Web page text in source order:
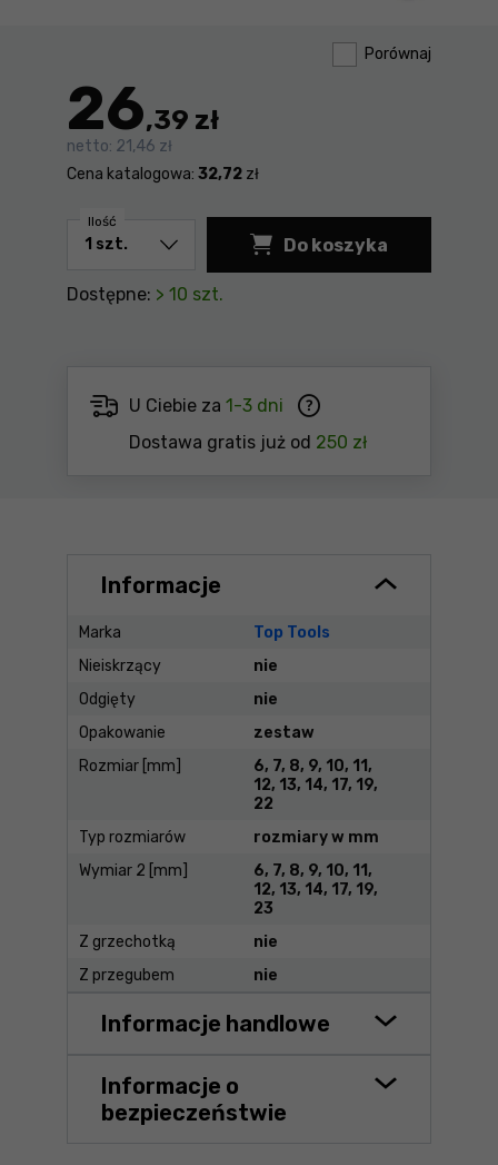
Porównaj
26,39 zł
netto: 21,46 zł
Cena katalogowa: 32,72 zł
Ilość
Do koszyka
Klucze płasko-
Dostępne: > 10 szt.
U Ciebie za 1-3 dni
Dostawa gratis już od 250 zł
Informacje
Marka
Top Tools
Nieiskrzący
nie
Odgięty
nie
Opakowanie
zestaw
Rozmiar [mm]
6, 7, 8, 9, 10, 11,
12, 13, 14, 17, 19,
22
Typ rozmiarów
rozmiary w mm
Wymiar 2 [mm]
6, 7, 8, 9, 10, 11,
12, 13, 14, 17, 19,
23
Z grzechotką
nie
Z przegubem
nie
Informacje handlowe
Informacje o
bezpieczeństwie